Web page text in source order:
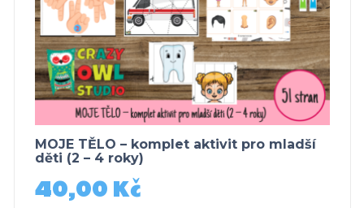
MOJE TĚLO – komplet aktivit pro mladší
děti (2 – 4 roky)
40,00 Kč